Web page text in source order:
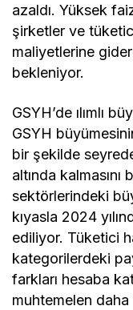
azaldı. Yüksek
şirketler ve
maliyetlerine
bekleniyor.
GSYH’de ılımlı
GSYH
bir şekilde
altında
sektörlerindeki
kıyasla 2024
ediliyor. Tüketici
kategorilerdeki
farkları hesaba
muhtemelen daha